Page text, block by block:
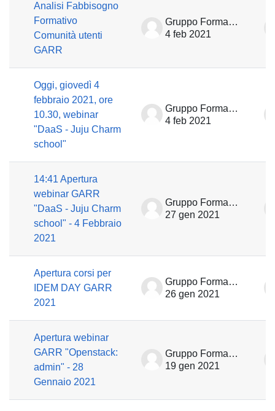
Analisi Fabbisogno
Formativo
Comunità utenti
GARR
Gruppo Formazione
4 feb 2021
Oggi, giovedì 4
febbraio 2021, ore
10.30, webinar
"DaaS - Juju Charm
school"
Gruppo Formazione
4 feb 2021
14:41 Apertura
webinar GARR
"DaaS - Juju Charm
school" - 4 Febbraio
2021
Gruppo Formazione
27 gen 2021
Apertura corsi per
IDEM DAY GARR
2021
Gruppo Formazione
26 gen 2021
Apertura webinar
GARR "Openstack:
admin" - 28
Gennaio 2021
Gruppo Formazione
19 gen 2021